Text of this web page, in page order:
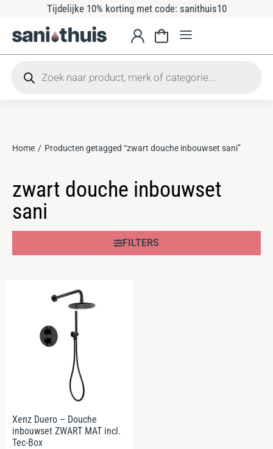
Tijdelijke 10% korting met code: sanithuis10
Je bent hier:
Home Producten getagged “zwart douche inbouwset sani”
zwart douche inbouwset
sani
FILTERS
Xenz Duero – Douche
inbouwset ZWART MAT incl.
Tec-Box